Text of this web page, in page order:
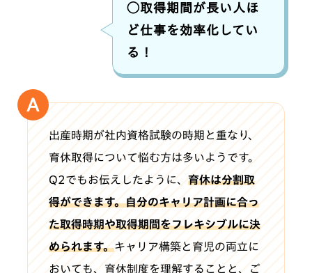
◯取得期間が長い人ほ
ど仕事を効率化してい
る！
出産時期が社内資格試験の時期と重なり、
育休取得について悩む方は多いようです。
Q2でもお伝えしたように、 育休は分割取
得ができます。自分のキャリア計画に合っ
た取得時期や取得期間をフレキシブルに決
められます。キャリア構築と育児の両立に
おいても、育休制度を理解することと、ご